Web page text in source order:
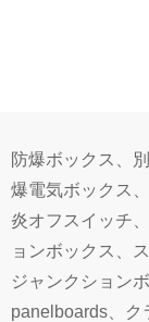
防爆ボックス、
爆電気ボックス
炎オフスイッチ
ョンボックス、
ジャンクション
panelboards、ク